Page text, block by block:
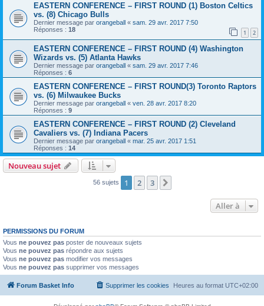
EASTERN CONFERENCE – FIRST ROUND (1) Boston Celtics
vs. (8) Chicago Bulls
Dernier message par orangeball « sam. 29 avr. 2017 7:50
Réponses : 18 1 2
EASTERN CONFERENCE – FIRST ROUND (4) Washington
Wizards vs. (5) Atlanta Hawks
Dernier message par orangeball « sam. 29 avr. 2017 7:46
Réponses : 6
EASTERN CONFERENCE – FIRST ROUND(3) Toronto Raptors
vs. (6) Milwaukee Bucks
Dernier message par orangeball « ven. 28 avr. 2017 8:20
Réponses : 9
EASTERN CONFERENCE – FIRST ROUND (2) Cleveland
Cavaliers vs. (7) Indiana Pacers
Dernier message par orangeball « mar. 25 avr. 2017 1:51
Réponses : 14
Nouveau sujet
56 sujets 1 2 3
Aller à
PERMISSIONS DU FORUM
Vous ne pouvez pas poster de nouveaux sujets
Vous ne pouvez pas répondre aux sujets
Vous ne pouvez pas modifier vos messages
Vous ne pouvez pas supprimer vos messages
Forum Basket Info Heures au format UTC+02:00
Supprimer les cookies